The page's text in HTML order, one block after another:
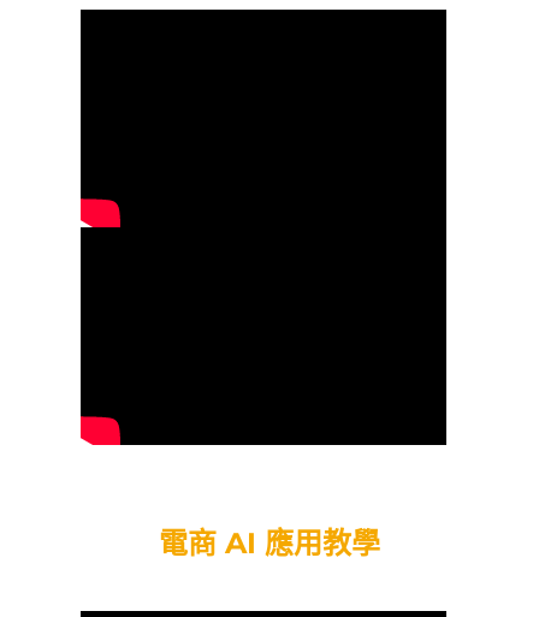
電商 AI 應用教學